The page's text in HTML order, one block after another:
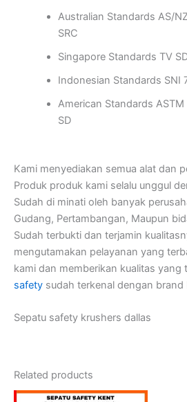
Australian Standards AS/
SRC
Singapore Standards TV
Indonesian Standards SNI
American Standards
SD
Kami menyediakan semua alat dan
Produk produk kami selalu unggul
Sudah di minati oleh banyak
Gudang, Pertambangan, Maupun
Sudah terbukti dan terjamin
mengutamakan pelayanan yang
kami dan memberikan kualitas yang
safety sudah terkenal dengan
Sepatu safety krushers dallas
Related products